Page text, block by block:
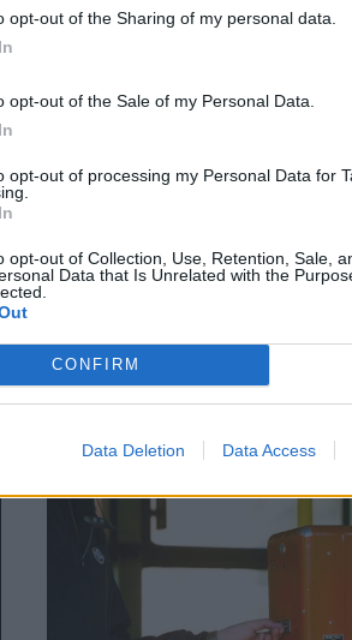
opt-out of the Sharing of my personal data.
opt-out of the Sale of my Personal Data.
opt-out of processing my Personal Data for
opt-out of Collection, Use, Retention, Sale,
Data that Is Unrelated with the
CONFIRM
Data Deletion Data Access
Τι επιχείρηση θα
Οι απαντήσεις ίσως να μην
21.06.2014